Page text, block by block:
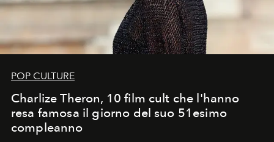
POP CULTURE
Charlize Theron, 10 film cult che l'hanno
resa famosa il giorno del suo 51esimo
compleanno